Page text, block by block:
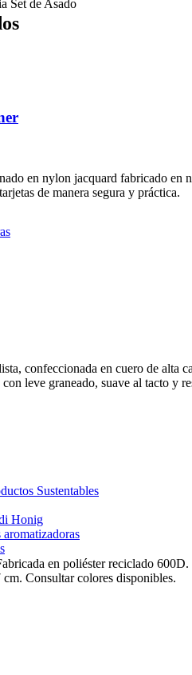
Sustentables
Honig
aromatizadoras
en nylon jacquard fabricado
de manera segura y práctica.
confeccionada en cuero de alta
con leve graneado, suave al tacto
en poliéster reciclado
Consultar colores disponibles.